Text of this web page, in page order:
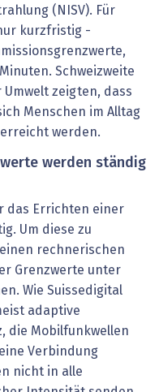
(NISV). Für
kurzfristig -
Schweizweite
zeigten, dass
Menschen im Alltag
werden.
werden ständig
das Errichten einer
Um diese zu
rechnerischen
Grenzwerte unter
Wie Suissedigital
adaptive
die Mobilfunkwellen
Verbindung
nicht in alle